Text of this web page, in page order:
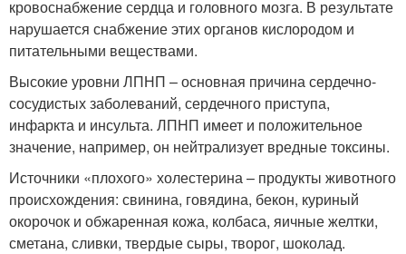
кровоснабжение сердца и головного мозга. В результате
нарушается снабжение этих органов кислородом и
питательными веществами.
Высокие уровни ЛПНП – основная причина сердечно-
сосудистых заболеваний, сердечного приступа,
инфаркта и инсульта. ЛПНП имеет и положительное
значение, например, он нейтрализует вредные токсины.
Источники «плохого» холестерина – продукты животного
происхождения: свинина, говядина, бекон, куриный
окорочок и обжаренная кожа, колбаса, яичные желтки,
сметана, сливки, твердые сыры, творог, шоколад.